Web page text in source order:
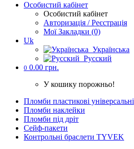
Особистий кабінет
Особистий кабінет
Авторизація / Реєстрація
Мої Закладки (0)
Uk
Українська
Русский
0 0.00 грн.
У кошику порожньо!
Пломби пластикові універсальні
Пломби наклейки
Пломби під дріт
Cейф-пакети
Контрольні браслети TYVEK